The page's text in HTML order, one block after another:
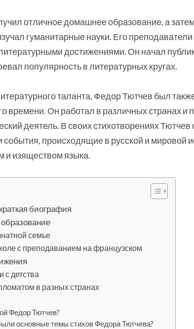
отличное домашнее образование, а
гуманитарные науки. Его
достижениями. Он начал
популярность в литературных кругах.
таланта, Федор Тютчев был
времени. Он работал в различных странах и
деятель. В своих стихотворениях
происходящие в русской и мировой
и изяществом языка.
биография
семье
с преподаванием на французском
с детства
в разных странах
Федор Тютчев?
основные темы стихов Федора Тютчева?